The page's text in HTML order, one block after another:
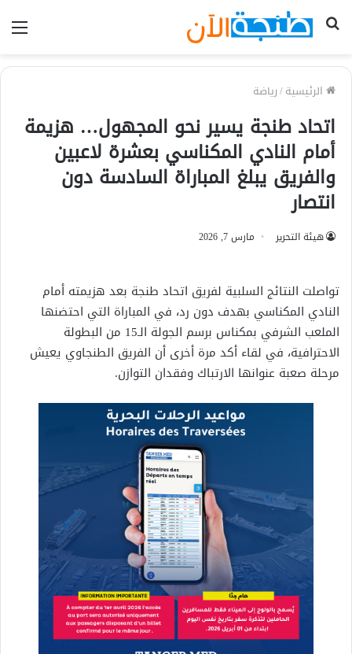
بحث
الرئيسية/رياضة
اتحاد طنجة يسير نحو المجهول… هزيمة
أمام النادي المكناسي بعشرة لاعبين
والفريق يبلغ المباراة السادسة دون
انتصار
هيئة التحرير مارس 7, 2026
تواصلت النتائج السلبية لفريق اتحاد طنجة بعد هزيمته أمام
النادي المكناسي بهدف دون رد، في المباراة التي احتضنها
الملعب الشرفي بمكناس برسم الجولة الـ15 من البطولة
الاحترافية، في لقاء أكد مرة أخرى أن الفريق الطنجاوي يعيش
مرحلة صعبة عنوانها الارتباك وفقدان التوازن.